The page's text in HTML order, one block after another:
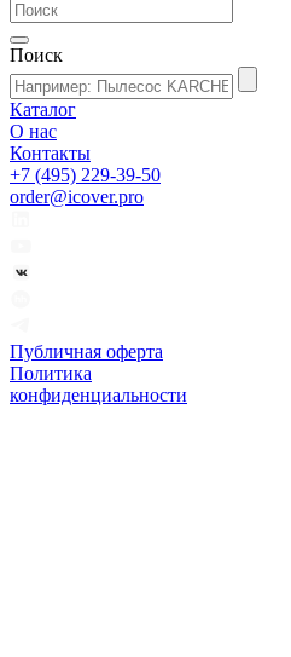
Поиск
Каталог
О нас
Контакты
+7 (495) 229-39-50
order@icover.pro
Публичная оферта
Политика
конфиденциальности